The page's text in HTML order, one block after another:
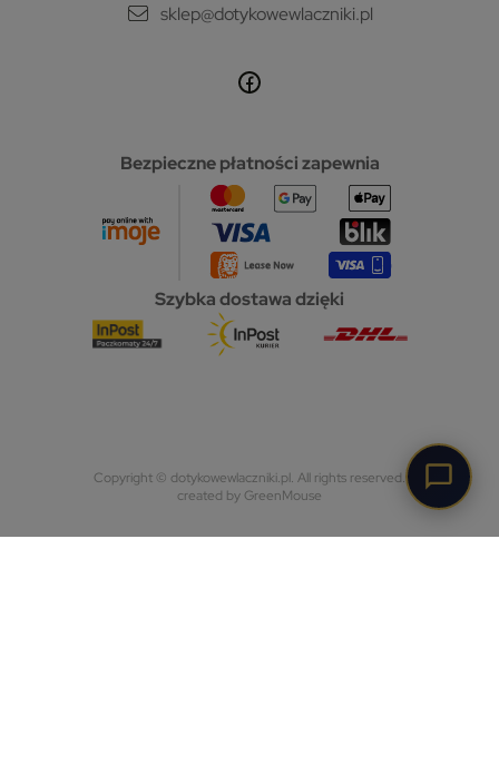
sklep@dotykowewlaczniki.pl
Bezpieczne płatności zapewnia
Szybka dostawa dzięki
Copyright © dotykowewlaczniki.pl. All rights reserved.
created by GreenMouse